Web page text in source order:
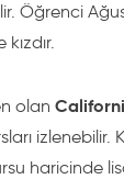
Öğrenci
olan
izlenebilir.
haricinde